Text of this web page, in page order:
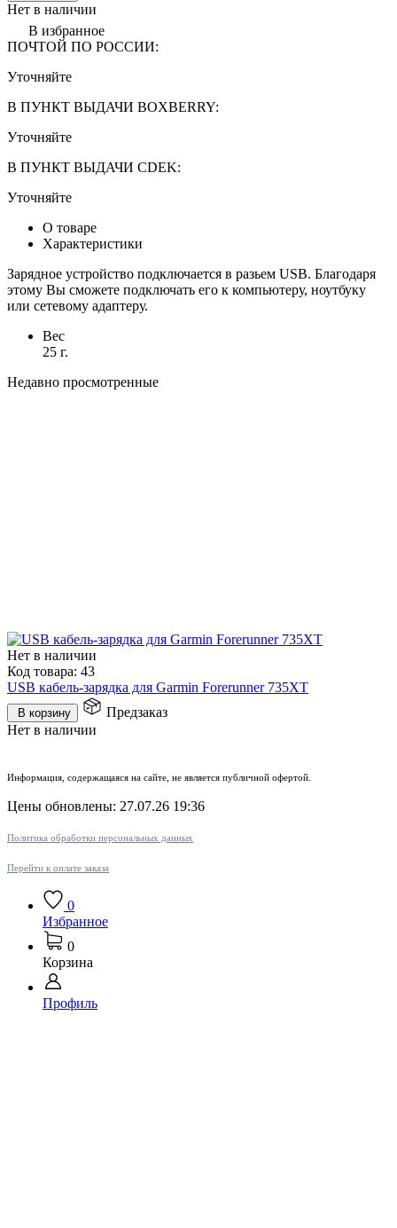
Нет в наличии
В избранное
ПОЧТОЙ ПО РОССИИ:
Уточняйте
В ПУНКТ ВЫДАЧИ BOXBERRY:
Уточняйте
В ПУНКТ ВЫДАЧИ CDEK:
Уточняйте
О товаре
Характеристики
Зарядное устройство подключается в разьем USB. Благодаря
этому Вы сможете подключать его к компьютеру, ноутбуку
или сетевому адаптеру.
Вес
25 г.
Недавно просмотренные
Нет в наличии
Код товара: 43
USB кабель-зарядка для Garmin Forerunner 735XT
В корзину
Предзаказ
Нет в наличии
Информация, содержащаяся на сайте, не является публичной офертой.
Цены обновлены: 27.07.26 19:36
Политика обработки персональных данных
Перейти к оплате заказа
0
Избранное
0
Корзина
Профиль